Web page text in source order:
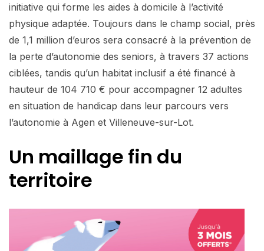
initiative qui forme les aides à domicile à l’activité
physique adaptée. Toujours dans le champ social, près
de 1,1 million d’euros sera consacré à la prévention de
la perte d’autonomie des seniors, à travers 37 actions
ciblées, tandis qu’un habitat inclusif a été financé à
hauteur de 104 710 € pour accompagner 12 adultes
en situation de handicap dans leur parcours vers
l’autonomie à Agen et Villeneuve-sur-Lot.
Un maillage fin du
territoire